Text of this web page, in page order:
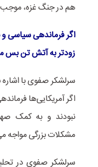
هم در جنگ غزه،
اگر فرماندهی سیاسی
زودتر به آتش تن بس
سرلشکر صفوی با
اگر آمریکایی‌ها
نبودند و به کمک
مشکلات بزرگی مواجه
سرلشکر صفوی در